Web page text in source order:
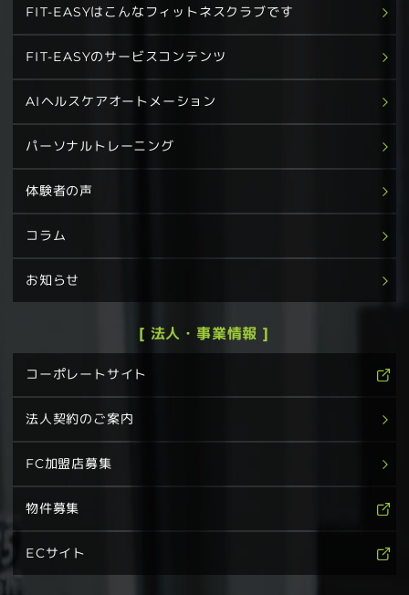
FIT-EASYはこんなフィットネスクラブです
FIT-EASYのサービスコンテンツ
AIヘルスケアオートメーション
パーソナルトレーニング
体験者の声
コラム
お知らせ
[ 法人・事業情報 ]
コーポレートサイト
法人契約のご案内
FC加盟店募集
物件募集
ECサイト